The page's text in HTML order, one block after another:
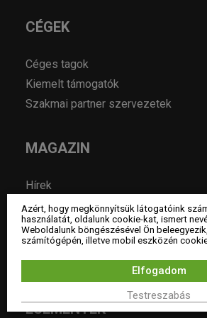
CÉGEK
Céges tagok
Kiemelt támogatók
Szakmai partner szervezetek
MAGAZIN
Hírek
Év lakberendezője pályázatok
Pályázatok
Álláshirdetés
Archívum
ESEMÉNYEK
Azért, hogy megkönnyítsük látogatóink
használatát, oldalunk cookie-kat, ismert
Weboldalunk böngészésével Ön
számítógépén, illetve mobil eszközén
Testreszabás
Elfogadom